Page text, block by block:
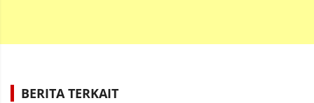
BERITA TERKAIT